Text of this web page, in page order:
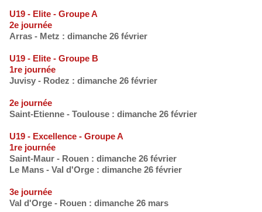
U19 - Elite - Groupe A
2e journée
Arras - Metz : dimanche 26 février
U19 - Elite - Groupe B
1re journée
Juvisy - Rodez : dimanche 26 février
2e journée
Saint-Etienne - Toulouse : dimanche 26 février
U19 - Excellence - Groupe A
1re journée
Saint-Maur - Rouen : dimanche 26 février
Le Mans - Val d'Orge : dimanche 26 février
3e journée
Val d'Orge - Rouen : dimanche 26 mars